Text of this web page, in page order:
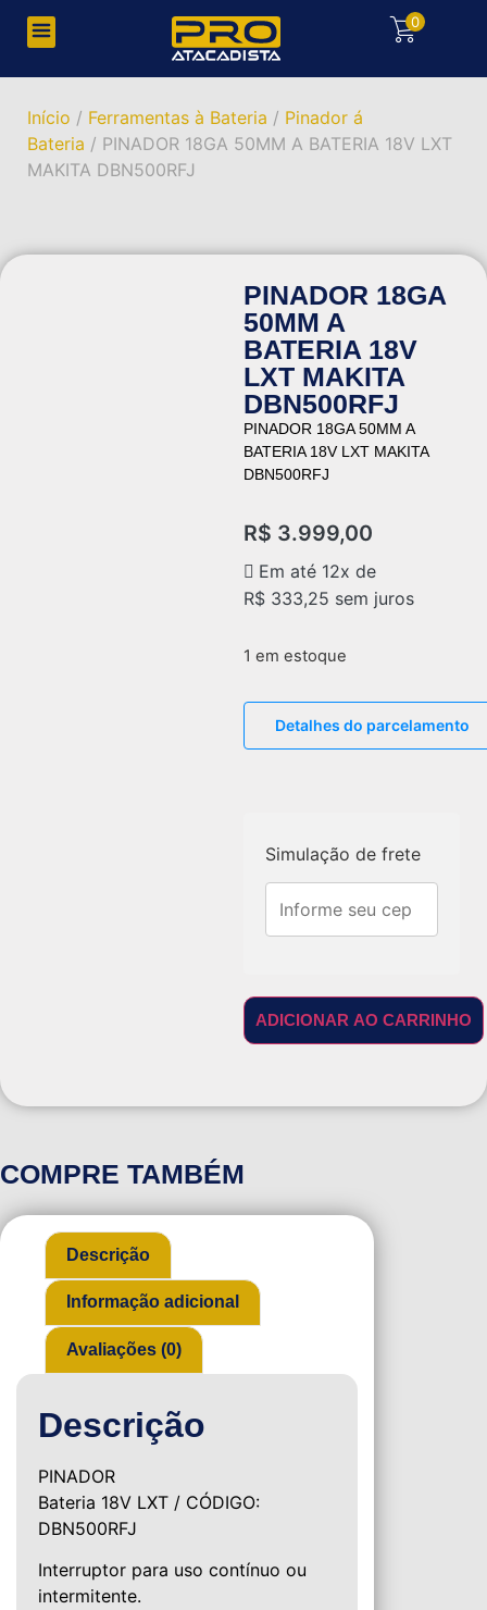
0
Início / Ferramentas à Bateria / Pinador á
Bateria / PINADOR 18GA 50MM A BATERIA 18V LXT
MAKITA DBN500RFJ
PINADOR 18GA
50MM A
BATERIA 18V
LXT MAKITA
DBN500RFJ
PINADOR 18GA 50MM A
BATERIA 18V LXT MAKITA
DBN500RFJ
R$ 3.999,00
Em até 12x de
R$ 333,25 sem juros
1 em estoque
Detalhes do parcelamento
Simulação de frete
ADICIONAR AO CARRINHO
COMPRE TAMBÉM
Descrição
Informação adicional
Avaliações (0)
Descrição
PINADOR
Bateria 18V LXT / CÓDIGO:
DBN500RFJ
Interruptor para uso contínuo ou
intermitente.